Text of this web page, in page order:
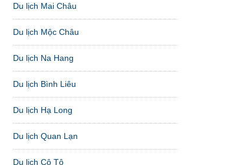
Du lịch Mai Châu
Du lịch Mộc Châu
Du lịch Na Hang
Du lịch Bình Liêu
Du lịch Hạ Long
Du lịch Quan Lạn
Du lịch Cô Tô